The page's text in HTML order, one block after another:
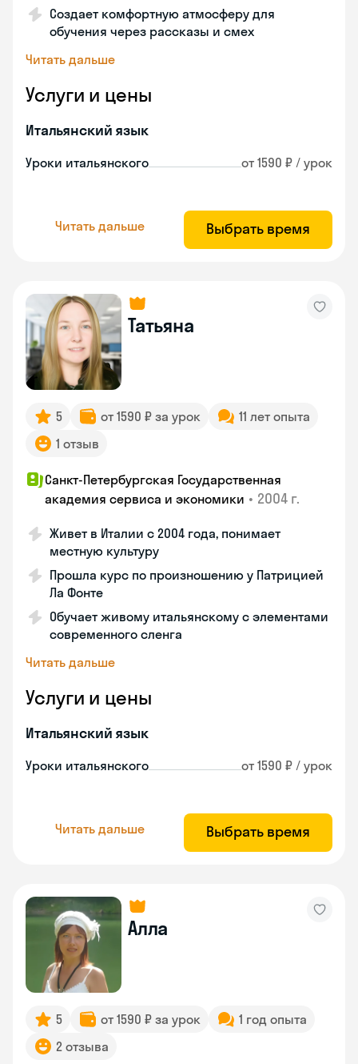
Создает комфортную атмосферу для
обучения через рассказы и смех
Читать дальше
Услуги и цены
Итальянский язык
Уроки итальянского от 1590 ₽ / урок
Читать дальше Выбрать время
Татьяна
5 от 1590 ₽ за урок
11 лет опыта
1 отзыв
Санкт-Петербургская Государственная
академия сервиса и экономики • 2004 г.
Живет в Италии с 2004 года, понимает
местную культуру
Прошла курс по произношению у Патрицией
Ла Фонте
Обучает живому итальянскому с элементами
современного сленга
Читать дальше
Услуги и цены
Итальянский язык
Уроки итальянского от 1590 ₽ / урок
Читать дальше Выбрать время
Алла
5 от 1590 ₽ за урок
1 год опыта
2 отзыва